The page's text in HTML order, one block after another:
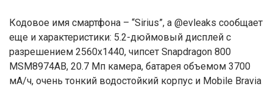
Кодовое имя смартфона – “Sirius”, а @evleaks сообщает
еще и характеристики: 5.2-дюймовый дисплей с
разрешением 2560х1440, чипсет Snapdragon 800
MSM8974AB, 20.7 Мп камера, батарея объемом 3700
мА/ч, очень тонкий водостойкий корпус и Mobile Bravia